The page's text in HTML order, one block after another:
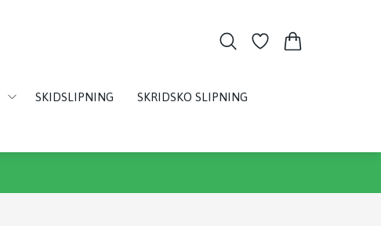
SKIDSLIPNING SKRIDSKO SLIPNING